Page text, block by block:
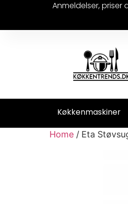
Anmeldelser, priser
Køkkenmaskiner
Home / Eta